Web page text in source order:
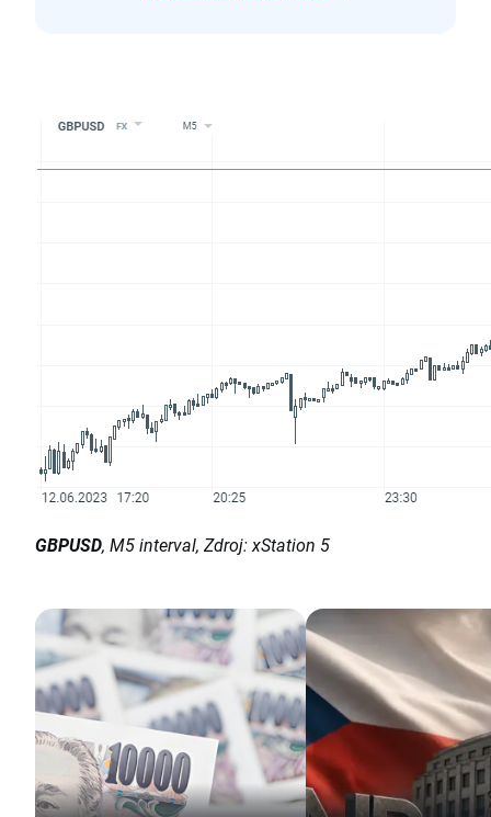
GBPUSD, M5 interval, Zdroj: xStation 5